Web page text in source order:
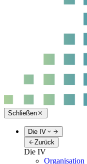
Schließen
Die IV
Zurück
Die IV
Organisation